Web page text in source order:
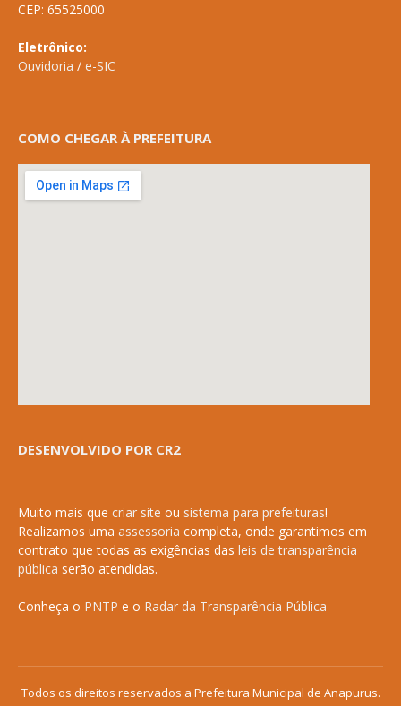
CEP: 65525000
Eletrônico:
Ouvidoria / e-SIC
COMO CHEGAR À PREFEITURA
DESENVOLVIDO POR CR2
Muito mais que criar site ou sistema para prefeituras!
Realizamos uma assessoria completa, onde garantimos em
contrato que todas as exigências das leis de transparência
pública serão atendidas.
Conheça o PNTP e o Radar da Transparência Pública
Todos os direitos reservados a Prefeitura Municipal de Anapurus.